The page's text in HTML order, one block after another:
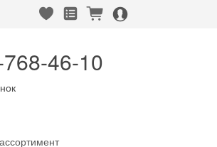
heart_fill square_favorites_fill cart_fill person_alt_circle_fill
46-10